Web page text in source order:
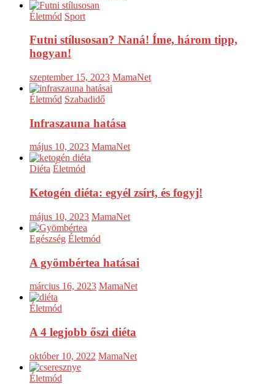
Életmód Sport
Futni stílusosan? Naná! Íme, három tipp,
hogyan!
szeptember 15, 2023 MamaNet
Életmód Szabadidő
Infraszauna hatása
május 10, 2023 MamaNet
Diéta Életmód
Ketogén diéta: egyél zsírt, és fogyj!
május 10, 2023 MamaNet
Egészség Életmód
A gyömbértea hatásai
március 16, 2023 MamaNet
Életmód
A 4 legjobb őszi diéta
október 10, 2022 MamaNet
Életmód